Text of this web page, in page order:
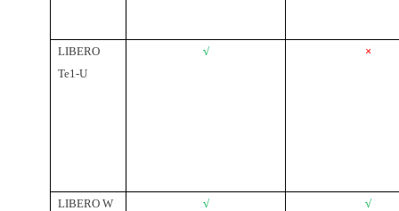
LIBERO
Te1-U
√ ×
LIBERO W √ √